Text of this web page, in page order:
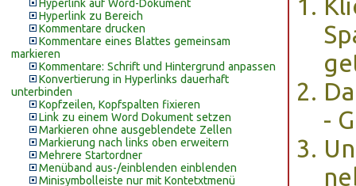
Hyperlink auf Word-Dokument
Hyperlink zu Bereich
Kommentare drucken
Kommentare eines Blattes gemeinsam
markieren
Kommentare: Schrift und Hintergrund anpassen
Konvertierung in Hyperlinks dauerhaft
unterbinden
Kopfzeilen, Kopfspalten fixieren
Link zu einem Word Dokument setzen
Markieren ohne ausgeblendete Zellen
Markierung nach links oben erweitern
Mehrere Startordner
Menüband aus-/einblenden einblenden
Minisymbolleiste nur mit Kontetxtmenü
-